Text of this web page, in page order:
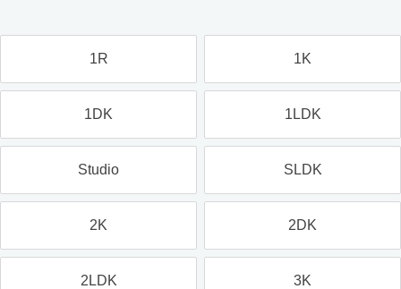
1R 1K
1DK 1LDK
Studio SLDK
2K 2DK
2LDK 3K